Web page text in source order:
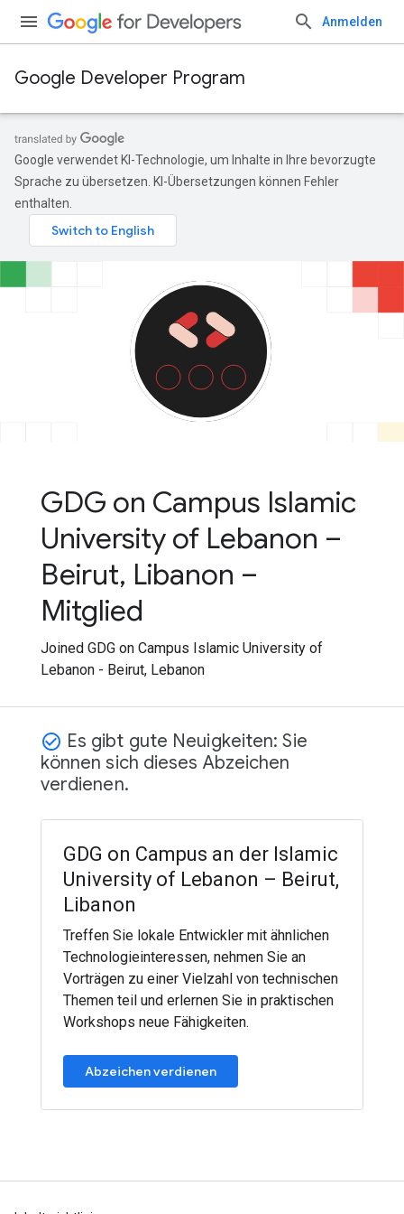
Anmelden
Google Developer Program
Google verwendet KI-Technologie, um Inhalte in Ihre bevorzugte
Sprache zu übersetzen. KI-Übersetzungen können Fehler
enthalten.
GDG on Campus Islamic
University of Lebanon –
Beirut, Libanon –
Mitglied
Joined GDG on Campus Islamic University of
Lebanon - Beirut, Lebanon
check_circle_outline Es gibt gute Neuigkeiten: Sie
können sich dieses Abzeichen
verdienen.
GDG on Campus an der Islamic
University of Lebanon – Beirut,
Libanon
Treffen Sie lokale Entwickler mit ähnlichen
Technologieinteressen, nehmen Sie an
Vorträgen zu einer Vielzahl von technischen
Themen teil und erlernen Sie in praktischen
Workshops neue Fähigkeiten.
Abzeichen verdienen